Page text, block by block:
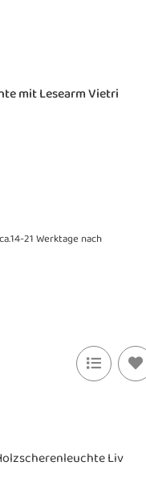
mit Lesearm Vietri
21 Werktage nach